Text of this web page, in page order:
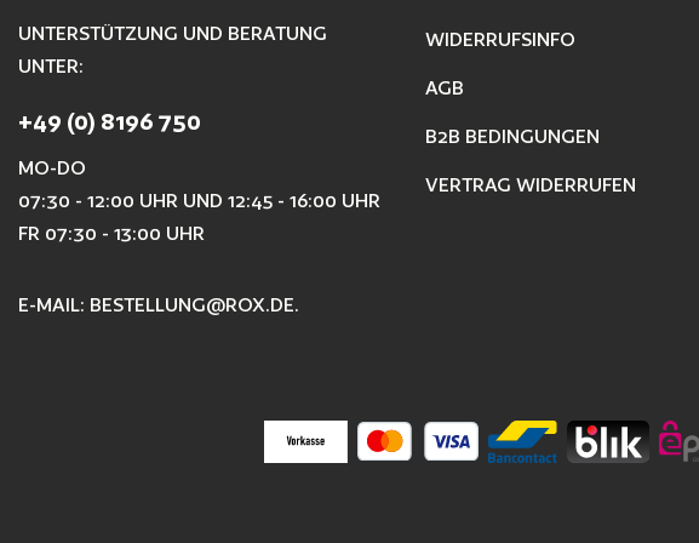
UNTERSTÜTZUNG UND BERATUNG
UNTER:
+49 (0) 8196 750
MO-DO
07:30 - 12:00 UHR UND 12:45 - 16:00 UHR
FR 07:30 - 13:00 UHR
E-MAIL: BESTELLUNG@ROX.DE.
WIDERRUFSINFO
AGB
B2B BEDINGUNGEN
VERTRAG WIDERRUFEN